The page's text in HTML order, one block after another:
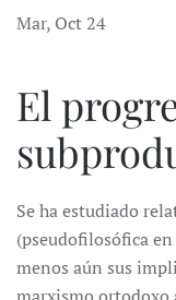
Mar, Oct 24
El
Se ha estudiado
(pseudofilosófica
menos aún sus